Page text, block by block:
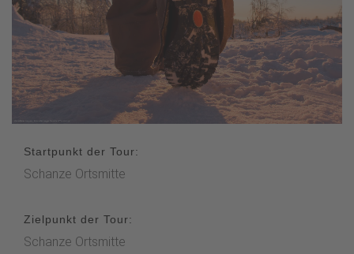
Startpunkt der Tour:
Schanze Ortsmitte
Zielpunkt der Tour:
Schanze Ortsmitte